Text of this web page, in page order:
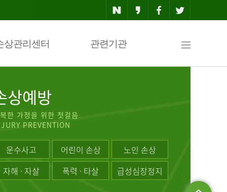
상관리센터 관련기관
맵
상예방
한 가정을 위한 첫걸음
PREVENTION
운수사고 어린이 손상
노인 손상
자해 · 자살
폭력 · 타살 급성심장정지